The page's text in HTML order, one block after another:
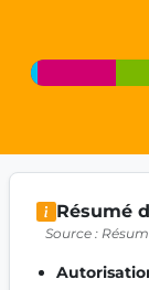
We builtCheck
Volunteer:
Support
Résumé
Source :